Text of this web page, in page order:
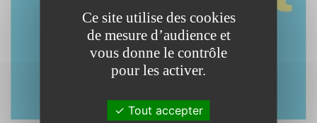
Ce site utilise des cookies
de mesure d’audience et
vous donne le contrôle
pour les activer.
Tout accepter